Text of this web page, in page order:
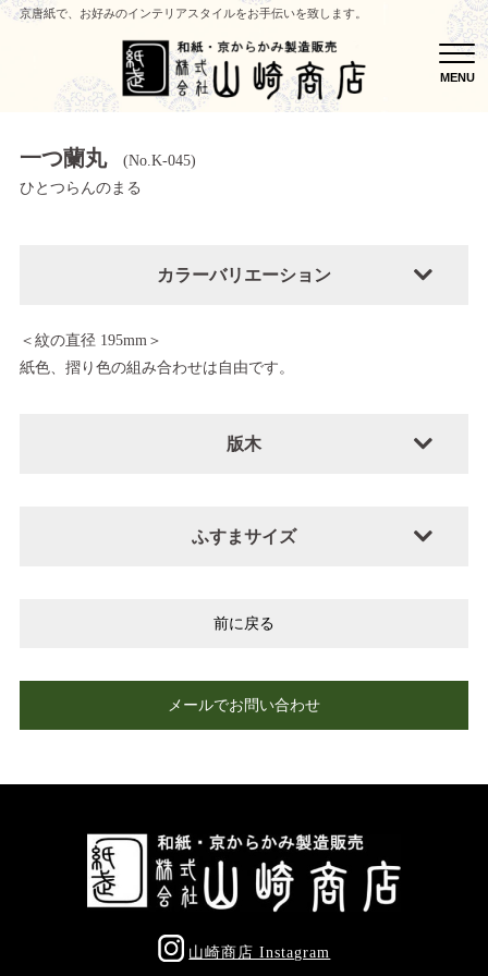
京唐紙で、お好みのインテリアスタイルをお手伝いを致します。
MENU
一つ蘭丸
(No.K-045)
ひとつらんのまる
カラーバリエーション
＜紋の直径 195mm＞
紙色、摺り色の組み合わせは自由です。
版木
ふすまサイズ
前に戻る
メールでお問い合わせ
山崎商店 Instagram